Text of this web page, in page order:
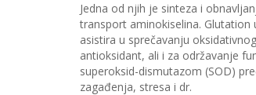
Jedna od njih je sinteza i
transport aminokiselina.
asistira u sprečavanju
antioksidant, ali i za održavanje
superoksid-dismutazom (SOD)
zagađenja, stresa i dr.